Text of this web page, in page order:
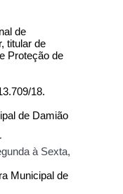
de
titular de
Proteção de
18.
de Damião
à Sexta,
Municipal de